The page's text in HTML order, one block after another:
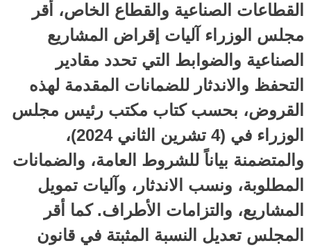
القطاعات الصناعية والقطاع الخاص، أقر
مجلس الوزراء آليات إقراض المشاريع
الصناعية والضوابط التي تحدد مقادير
التحفظ والاندثار للضمانات المقدمة لهذه
القروض، بحسب كتاب مكتب رئيس مجلس
الوزراء في (4 تشرين الثاني 2024)،
والمتضمنة بياناً للشروط العامة، والضمانات
المطلوبة، ونسب الاندثار، وآليات تمويل
المشاريع، والتزامات الأطراف. كما أقر
المجلس تعديل النسبة المثبتة في قانون